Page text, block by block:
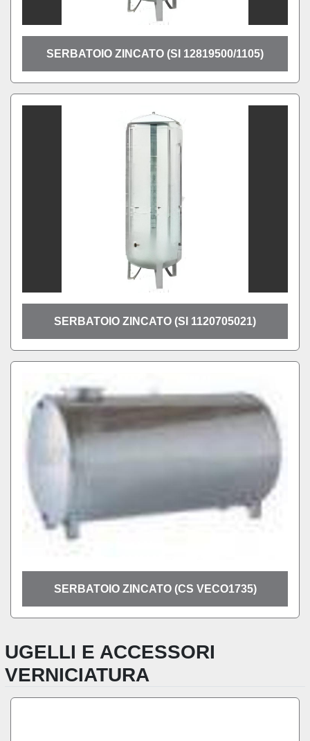
SERBATOIO ZINCATO (SI 12819500/1105)
SERBATOIO ZINCATO (SI 1120705021)
SERBATOIO ZINCATO (CS VECO1735)
UGELLI E ACCESSORI
VERNICIATURA